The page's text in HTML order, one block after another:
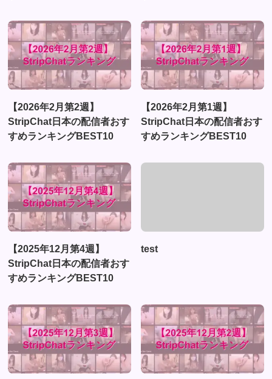
【2026年2月第2週】
StripChat日本の配信者おす
すめランキングBEST10
【2026年2月第1週】
StripChat日本の配信者おす
すめランキングBEST10
【2025年12月第4週】
StripChat日本の配信者おす
すめランキングBEST10
test